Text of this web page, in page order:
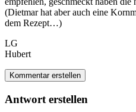
(Dietmar hat aber auch eine
dem Rezept…)
LG
Hubert
Kommentar erstellen
Antwort erstellen